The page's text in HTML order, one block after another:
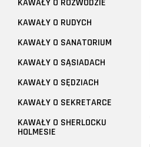
KAWAŁY O ROZWODZIE
KAWAŁY O RUDYCH
KAWAŁY O SANATORIUM
KAWAŁY O SĄSIADACH
KAWAŁY O SĘDZIACH
KAWAŁY O SEKRETARCE
KAWAŁY O SHERLOCKU
HOLMESIE